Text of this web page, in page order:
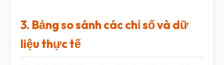
3. Bảng so sánh các chỉ số và dữ
liệu thực tế